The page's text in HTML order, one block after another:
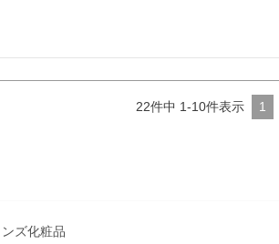
22件中 1-10件表示 1
ンズ化粧品